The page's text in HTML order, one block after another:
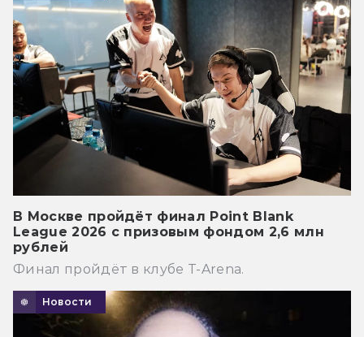
В Москве пройдёт финал Point Blank
League 2026 с призовым фондом 2,6 млн
рублей
Финал пройдёт в клубе T-Arena.
Новости